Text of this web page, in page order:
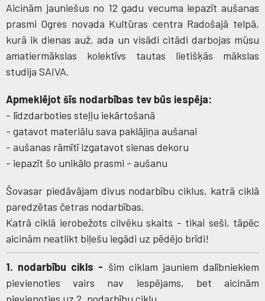
Aicinām jauniešus no 12 gadu vecuma iepazīt aušanas
prasmi Ogres novada Kultūras centra Radošajā telpā,
kurā ik dienas auž, ada un visādi citādi darbojas mūsu
amatiermākslas kolektīvs tautas lietišķās mākslas
studija SAIVA.
Apmeklējot šīs nodarbības tev būs iespēja:
- līdzdarboties steļļu iekārtošanā
- gatavot materiālu sava paklājiņa aušanai
- aušanas rāmītī izgatavot sienas dekoru
- iepazīt šo unikālo prasmi - aušanu
Šovasar piedāvājam divus nodarbību ciklus, katrā ciklā
paredzētas četras nodarbības.
Katrā ciklā ierobežots cilvēku skaits - tikai seši, tāpēc
aicinām neatlikt biļešu iegādi uz pēdējo brīdi!
1. nodarbību cikls - šim ciklam jauniem dalībniekiem
pievienoties vairs nav iespējams, bet aicinām